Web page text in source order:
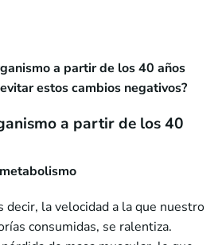
a partir de los 40 años
estos cambios negativos?
a partir de los 40
decir, la velocidad a la que nuestro
consumidas, se ralentiza.